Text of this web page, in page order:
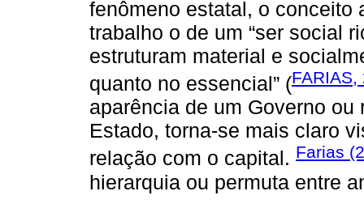
fenômeno estatal, o conceito
trabalho o de um “ser social
estruturam material e
quanto no essencial” (FARIAS,
aparência de um Governo
Estado, torna-se mais claro
relação com o capital. Farias
hierarquia ou permuta entre